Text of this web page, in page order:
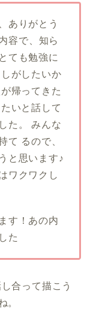
ありがとう
容で、知ら
ても勉強に
がしたいか
帰ってきた
いと話して
た。 みんな
て るので、
と思います♪
ワクワクし
す！あの内
た
合って描こう
。